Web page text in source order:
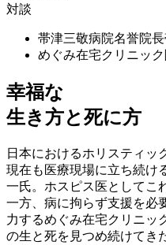
対談
帯津三敬病院名誉院長
めぐみ在宅クリニッ
幸福な
生き方と死に方
日本におけるホリスティッ
現在も医療現場に立ち続け
一氏。ホスピス医としてこ
一方、病に拘らず支援を必
力するめぐみ在宅クリニッ
の生と死を見つめ続けてき